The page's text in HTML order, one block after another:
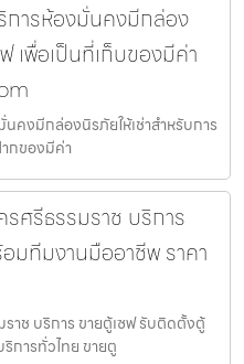
การห้องมั่นคงมีกล่อง
เพื่อเป็นที่เก็บของมีค่า
คงมีกล่องนิรภัยให้เช่าสำหรับการ
กของมีค่า
ศรีธรรมราช บริการ
มทีมงานมืออาชีพ ราคา
าช บริการ ขายตู้เซฟ รับติดตั้งตู้
การทั่วไทย ขายตู